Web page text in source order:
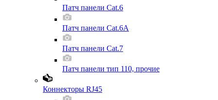
Патч панели Cat.6
Патч панели Cat.6A
Патч панели Cat.7
Патч панели тип 110, прочие
Коннекторы RJ45